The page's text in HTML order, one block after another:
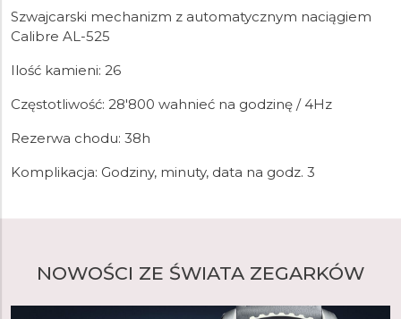
Szwajcarski mechanizm z automatycznym naciągiem
Calibre AL-525
Ilość kamieni: 26
Częstotliwość: 28'800 wahnieć na godzinę / 4Hz
Rezerwa chodu: 38h
Komplikacja: Godziny, minuty, data na godz. 3
NOWOŚCI ZE ŚWIATA ZEGARKÓW